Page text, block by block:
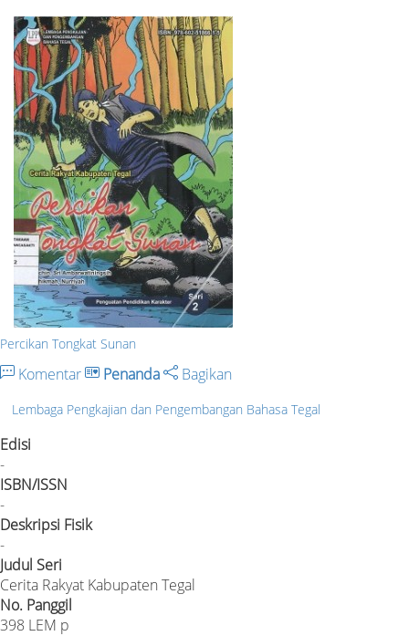
Percikan Tongkat Sunan
Komentar Penanda Bagikan
Lembaga Pengkajian dan Pengembangan Bahasa Tegal
Edisi
-
ISBN/ISSN
-
Deskripsi Fisik
-
Judul Seri
Cerita Rakyat Kabupaten Tegal
No. Panggil
398 LEM p